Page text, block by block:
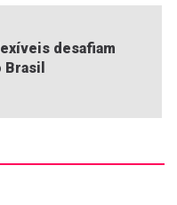
desafiam